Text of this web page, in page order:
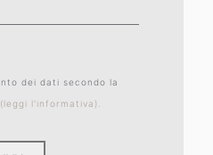
dei dati secondo la
(leggi l'informativa).